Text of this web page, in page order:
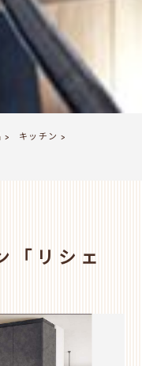
> キッチン >
「リシェ